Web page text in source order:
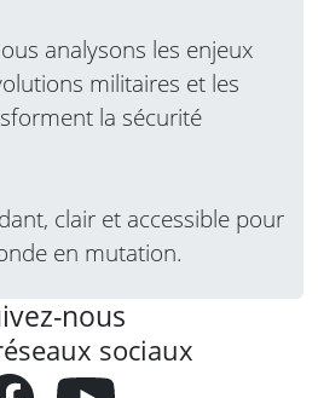
analysons les enjeux
militaires et les
la sécurité
clair et accessible pour
en mutation.
nous
sociaux